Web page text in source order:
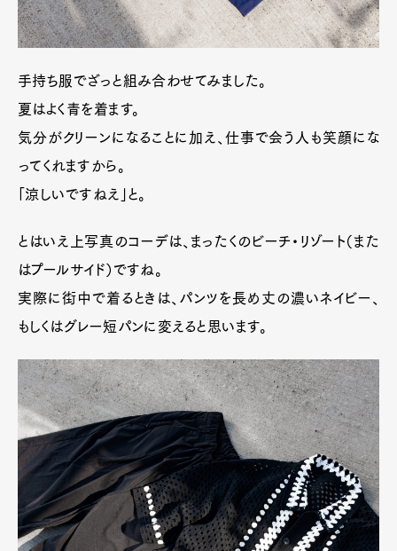
手持ち服でざっと組み合わせてみました。
夏はよく青を着ます。
気分がクリーンになることに加え、仕事で会う人も笑顔にな
ってくれますから。
「涼しいですねえ」と。
とはいえ上写真のコーデは、まったくのビーチ・リゾート（また
はプールサイド）ですね。
実際に街中で着るときは、パンツを長め丈の濃いネイビー、
もしくはグレー短パンに変えると思います。